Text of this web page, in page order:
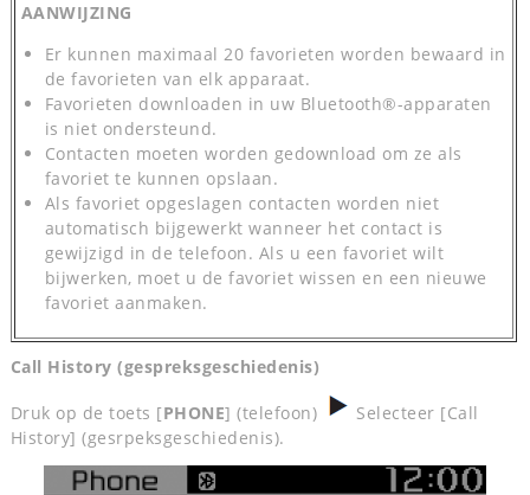
AANWIJZING
Er kunnen maximaal 20 favorieten worden bewaard in
de favorieten van elk apparaat.
Favorieten downloaden in uw Bluetooth®-apparaten
is niet ondersteund.
Contacten moeten worden gedownload om ze als
favoriet te kunnen opslaan.
Als favoriet opgeslagen contacten worden niet
automatisch bijgewerkt wanneer het contact is
gewijzigd in de telefoon. Als u een favoriet wilt
bijwerken, moet u de favoriet wissen en een nieuwe
favoriet aanmaken.
Call History (gespreksgeschiedenis)
Druk op de toets [PHONE] (telefoon)
Selecteer [Call
History] (gesrpeksgeschiedenis).